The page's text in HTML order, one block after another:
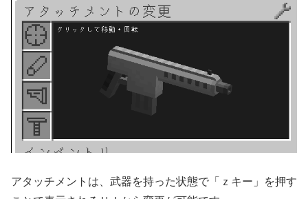
アタッチメントは、武器を持った状態で「ｚキー」を押す